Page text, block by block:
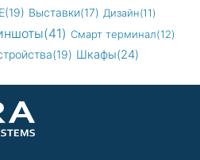
Выставки(17) Дизайн(11)
Смарт терминал(12)
Шкафы(24)